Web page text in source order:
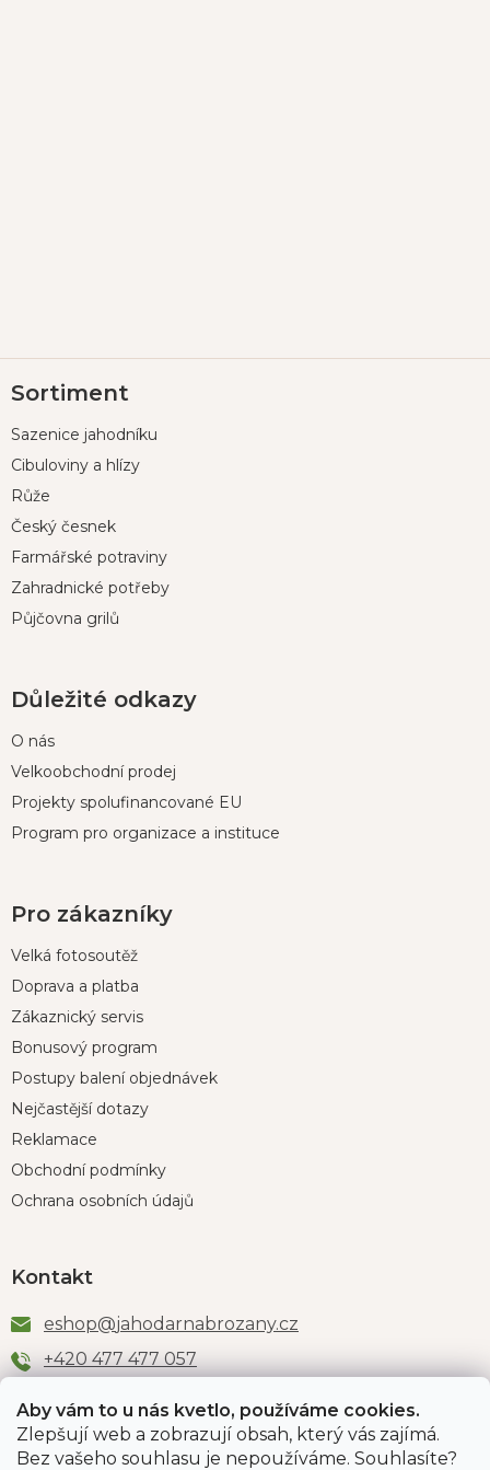
Aby vám to u nás kvetlo, používáme cookies.
Zlepšují web a zobrazují obsah, který vás zajímá.
Bez vašeho souhlasu je nepoužíváme. Souhlasíte?
á
a
Sortiment
Sazenice jahodníku
Cibuloviny a hlízy
Růže
Český česnek
Farmářské potraviny
Zahradnické potřeby
Půjčovna grilů
Důležité odkazy
O nás
Velkoobchodní prodej
Projekty spolufinancované EU
Program pro organizace a instituce
Pro zákazníky
Velká fotosoutěž
Doprava a platba
Zákaznický servis
Bonusový program
Postupy balení objednávek
Nejčastější dotazy
Reklamace
Obchodní podmínky
Ochrana osobních údajů
Kontakt
eshop@jahodarnabrozany.cz
+420 477 477 057
Odběr newsletteru